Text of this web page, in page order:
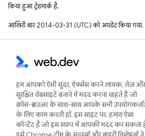
किया हुआ ट्रेडमार्क है.
आखिरी बार 2014-03-31 (UTC) को अपडेट किया गया.
हम आपको ऐसी सुंदर, ऐक्सेस करने लायक, तेज़ और
सुरक्षित वेबसाइटें बनाने में मदद करना चाहते हैं जो
क्रॉस-ब्राउज़र के साथ-साथ आपके सभी
के लिए काम करती हों. इस साइट पर, हमारा ऐसा
कॉन्टेंट है जो इस सफ़र में आपकी मदद कर सकता